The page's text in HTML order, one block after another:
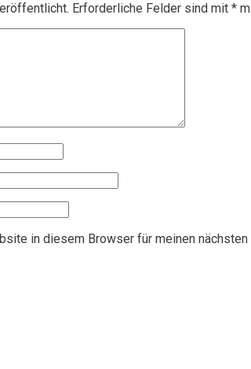
Erforderliche Felder sind mit *
in diesem Browser für meinen